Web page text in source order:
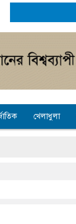
খেলাধুলা